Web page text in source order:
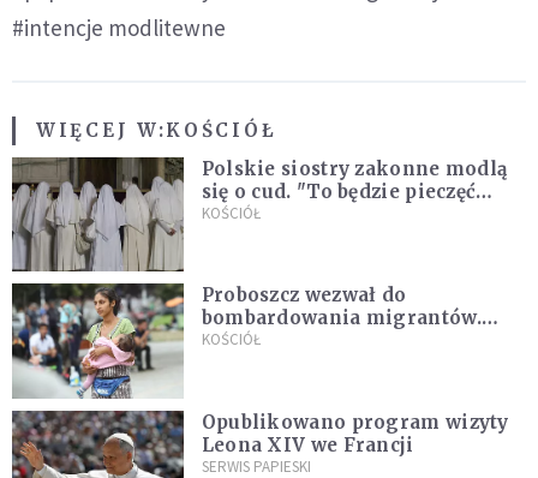
#intencje modlitewne
WIĘCEJ W:KOŚCIÓŁ
Polskie siostry zakonne modlą
się o cud. "To będzie pieczęć
Pana Boga dla naszej wiary"
KOŚCIÓŁ
Proboszcz wezwał do
bombardowania migrantów.
"Masowy ogień przeciwko
KOŚCIÓŁ
Opublikowano program wizyty
Leona XIV we Francji
SERWIS PAPIESKI